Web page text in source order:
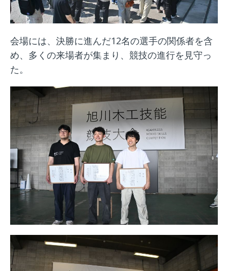
会場には、決勝に進んだ12名の選手の関係者を含
め、多くの来場者が集まり、競技の進行を見守っ
た。